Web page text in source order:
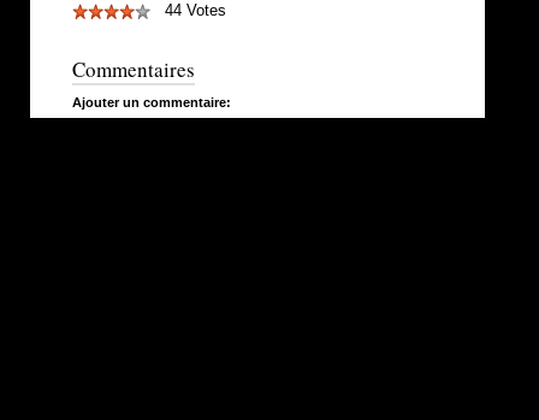
44 Votes
Commentaires
Ajouter un commentaire: